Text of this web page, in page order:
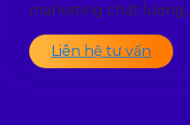
marketing chất
Liên hệ tư vấn